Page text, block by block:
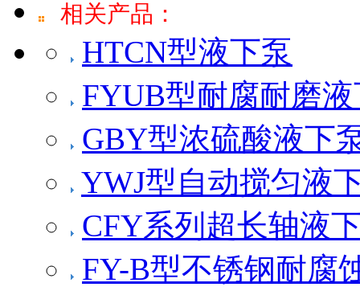
相关产品：
HTCN型液下泵
FYUB型耐腐耐磨
GBY型浓硫酸液下
YWJ型自动搅匀液
CFY系列超长轴液
FY-B型不锈钢耐腐